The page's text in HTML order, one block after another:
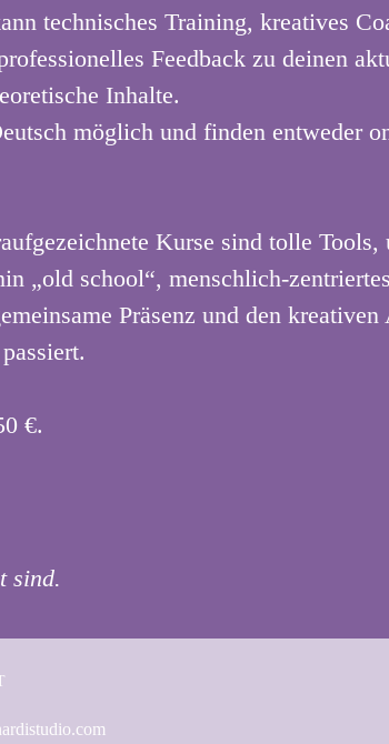
technisches Training, kreatives
Feedback zu deinen
Inhalte.
möglich und finden entweder
Kurse sind tolle
„old school“, menschlich-
Präsenz und den
€.
sind.